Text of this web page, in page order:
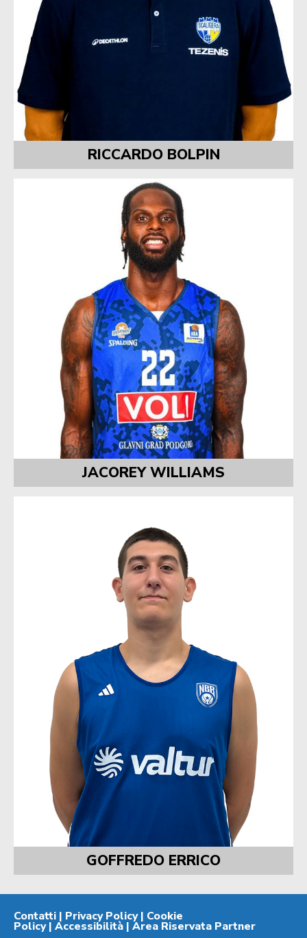
RICCARDO BOLPIN
JACOREY WILLIAMS
GOFFREDO ERRICO
Contatti | Privacy Policy| Cookie
Policy| Accessibilità | Area Riservata Partner